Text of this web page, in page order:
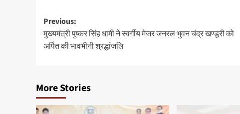
Post
navigation
Previous:
मुख्यमंत्री पुष्कर सिंह धामी ने स्वर्गीय मेजर जनरल भुवन चंद्र खण्डूरी को
अर्पित की भावभीनी श्रद्धांजलि
More Stories